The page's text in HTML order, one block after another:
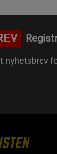
nyhetsbrev